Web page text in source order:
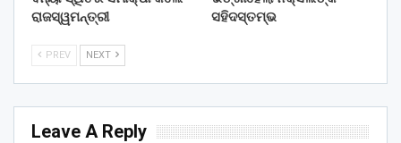
ରାଜସ୍ୱମନ୍ତ୍ରୀ
ସହିଦସ୍ତମ୍ଭ
PREV NEXT
Leave A Reply